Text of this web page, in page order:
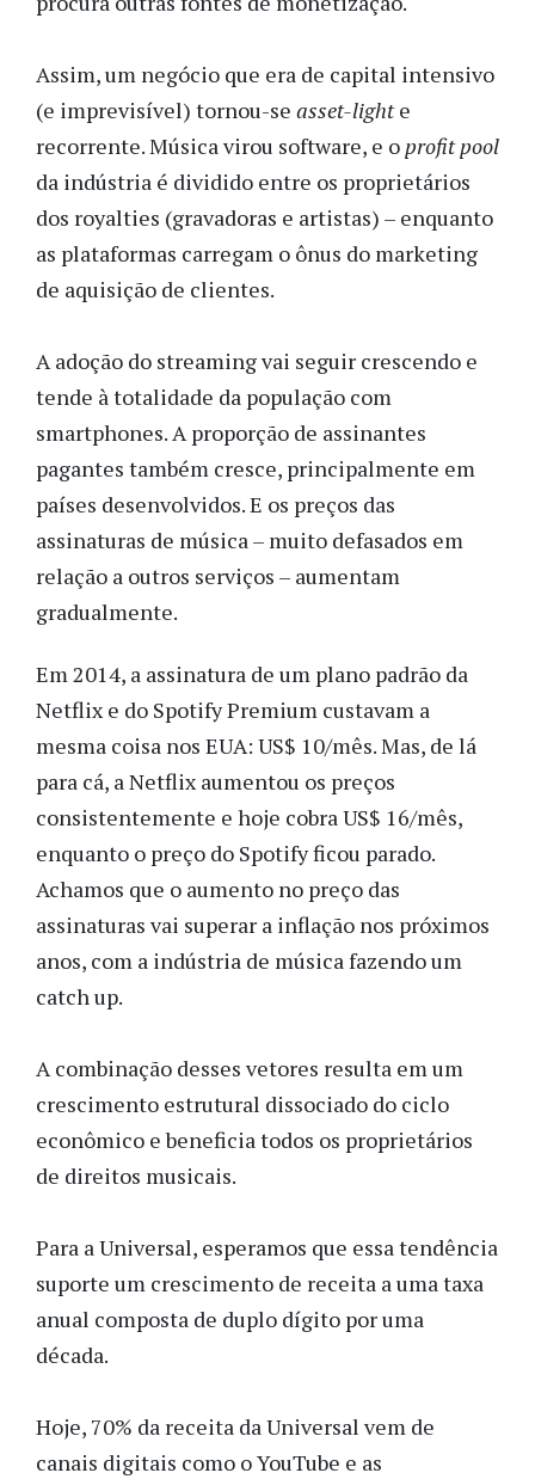
Assim, um negócio que era de capital intensivo
(e imprevisível) tornou-se asset-lighte
recorrente. Música virou software, e o profit pool
da indústria é dividido entre os proprietários
dos royalties (gravadoras e artistas) – enquanto
as plataformas carregam o ônus do marketing
de aquisição de clientes.
A adoção do streaming vai seguir crescendo e
tende à totalidade da população com
smartphones. A proporção de assinantes
pagantes também cresce, principalmente em
países desenvolvidos. E os preços das
assinaturas de música – muito defasados em
relação a outros serviços – aumentam
gradualmente.
Em 2014, a assinatura de um plano padrão da
Netflix e do Spotify Premium custavam a
mesma coisa nos EUA: US$ 10/mês. Mas, de lá
para cá, a Netflix aumentou os preços
consistentemente e hoje cobra US$ 16/mês,
enquanto o preço do Spotify ficou parado.
Achamos que o aumento no preço das
assinaturas vai superar a inflação nos próximos
anos, com a indústria de música fazendo um
catch up.
A combinação desses vetores resulta em um
crescimento estrutural dissociado do ciclo
econômico e beneficia todos os proprietários
de direitos musicais.
Para a Universal, esperamos que essa tendência
suporte um crescimento de receita a uma taxa
anual composta de duplo dígito por uma
década.
Hoje, 70% da receita da Universal vem de
canais digitais como o YouTube e as